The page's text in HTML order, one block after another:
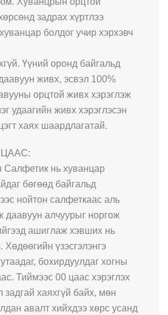
задрах хүртлээ
болдог учир хэрхэвч
Үүний оронд байгальд
живх, эсвэл 100%
орцтой живх хэрэглэж
удаагийн живх хэрэглэсэн
хаях шаардлагатай.
ЦААС:
Салфетик нь хуванцар
бөгөөд байгальд
нойтон салфеткаас аль
даавуун алчуурыг норгож
ашиглаж хэвших нь
үзэсгэлэнгэ
бохирдуулдаг хогны
Тиймээс 00 цаас хэрэглэх
задгай хаяхгүй байх, мөн
авалт хийхдээ хөрс усанд